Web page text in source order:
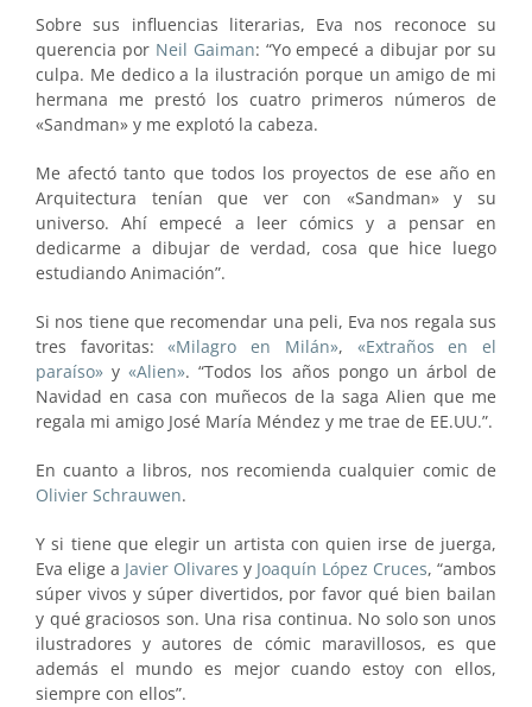
Sobre sus influencias literarias, Eva nos reconoce su
querencia por Neil Gaiman: “Yo empecé a dibujar por su
culpa. Me dedico a la ilustración porque un amigo de mi
hermana me prestó los cuatro primeros números de
«Sandman» y me explotó la cabeza.
Me afectó tanto que todos los proyectos de ese año en
Arquitectura tenían que ver con «Sandman» y su
universo. Ahí empecé a leer cómics y a pensar en
dedicarme a dibujar de verdad, cosa que hice luego
estudiando Animación”.
Si nos tiene que recomendar una peli, Eva nos regala sus
tres favoritas:«Milagro en Milán», «Extraños en el
paraíso» y«Alien». “Todos los años pongo un árbol de
Navidad en casa con muñecos de la saga Alien que me
regala mi amigo José María Méndez y me trae de EE.UU.”.
En cuanto a libros, nos recomienda cualquier comic de
Olivier Schrauwen.
Y si tiene que elegir un artista con quien irse de juerga,
Eva elige a Javier Olivares y Joaquín López Cruces, “ambos
súper vivos y súper divertidos, por favor qué bien bailan
y qué graciosos son. Una risa continua. No solo son unos
ilustradores y autores de cómic maravillosos, es que
además el mundo es mejor cuando estoy con ellos,
siempre con ellos”.